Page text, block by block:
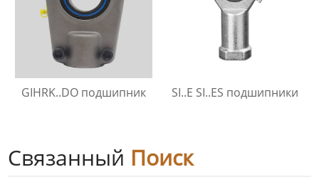
GIHRK..DO подшипник SI..E SI..ES подшипники
Связанный Поиск